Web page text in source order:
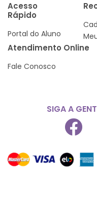
Acesso
Rápido
Portal do Aluno
Atendimento Online
Fale Conosco
SIGA A